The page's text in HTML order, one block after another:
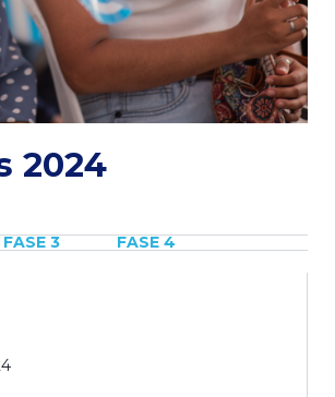
2024
FASE 3 FASE 4